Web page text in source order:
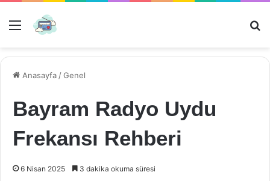
Menü
Anasayfa /Genel
Bayram Radyo Uydu
Frekansı Rehberi
6 Nisan 2025 3 dakika okuma süresi